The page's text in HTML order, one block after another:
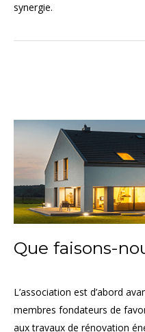
synergie.
Que faisons-
L’association est d’abord
membres fondateurs de
aux travaux de rénovation